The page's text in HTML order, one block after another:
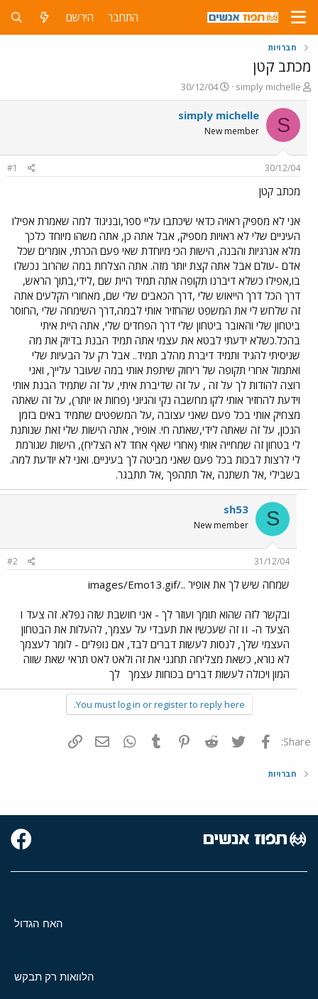
התחבר הירשם
חברויות
מכתב קטן
פ
ו
ת
ח
ה
ש
א
simply michelle
פ
ו
ר
ם
30/12/04
S
simply michelle
New member
30/12/04
#1
מכתב קטן
אני לא מספיק ראויה כדאי שיכתבו עליי ספר,ובניגוד למה שאמרת אפילו
העיניים שלי לא ראויות מספיק, אבל אתה כן, אתה משהו מיוחד כלכך
מלא אנרגיות והבנה, הישות הכי מיוחדת שאי פעם הכרתי, אומרים שכל
אדם -עולם אבל אתה קצת יותר מזה. אתה הצלחת במה שהרוב נכשלו
בו,אפילו כשלא דיברנו תקופה אתה תמיד היית שם ,לידי,בתוך הראש,
דרך הכל דרך הייאוש שלי ,דרך הכאבים שלי שם, מאחורי הקלעים אתה
זה שלחש לי את המשפט שהחזיר אותי לבמה,דרך השימחה שלי ,החוסר
ביטחון שלי והאובר ביטחון שלי דרך הפחדים שלי, אתה היית איתי
בהכל.כשלא ידעתי לבטא את עצמי אתה תמיד הבנת בדיוק את מה
שניסיתי להגיד ותמיד דיברת מהלב תמיד.. אבל רק על הבעיות שלי
ואתמול אחרי תקופה של ריחוק שיתפת אותי במה שעובר עלייך, ואני
רוצה להודות לך על זה , על זה שדיברת איתי, על זה שתמיד הבנת אותי
וידעת להחזיר אותי לקו מחשבה נקי והגיוני (פחות או יותר), על זה שאתה
מצחיק אותי בכל פעם שאני עצובה ,על המשפטים שתמיד באים בזמן
הנכון, על זה שאתה לידי,שאתה חי. אופיר, אתה הישות שלי זאת שנותנת
לי בטחון זה שמחייה אותי (אחרי שאף אחד לא הצליח), הישות שגורמת
לי לרצות לבכות בכל פעם שאני מביטה לך בעיניים. ואני לא יודעת למה.
בשבילי ,אל תשתנה ,אל תתהפך ,אל תתבגר.
S
sh53
New member
31/12/04
#2
שמחה שיש לך את אופיר ../images/Emo13.gif
ובקשר לזה שהוא תומך ועוזר לך - אני חושבת שזה נפלא. זה צעד I
הצעד ה- II זה שעכשיו את תעבדי על עצמך, להעלות את הבטחון
העצמי שלך, לנסות לעשות דברים לבד, אם נופלים - לומר לעצמך
לא נורא, כשאת מצליחה תחגגי את זה ולאט לאט תראי שאת שווה
המון ויכולה לעשות דברים בכוחות עצמך לך
You must log in or register to reply here.
Share: פייסבוק Twitter
Reddit
Pinterest
Tumblr
WhatsAppדואר אלקטרוני
חברויות
האח הגדול
הלוואות רק תבקש